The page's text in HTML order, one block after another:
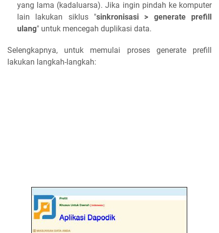
yang lama (kadaluarsa). Jika ingin pindah ke komputer
lain lakukan siklus "sinkronisasi > generate prefill
ulang" untuk mencegah duplikasi data.
Selengkapnya, untuk memulai proses generate prefill
lakukan langkah-langkah: